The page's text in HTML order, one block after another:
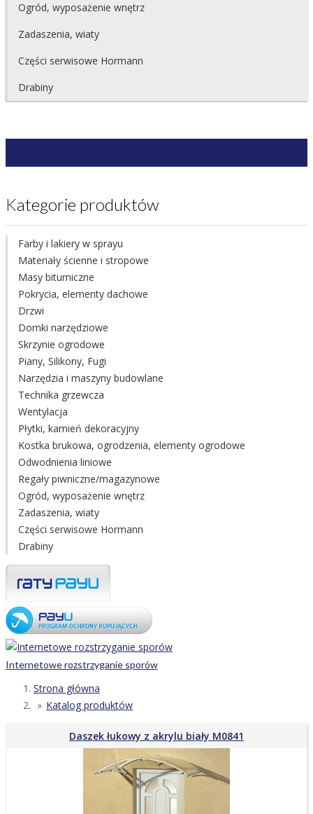
Ogród, wyposażenie wnętrz
Zadaszenia, wiaty
Części serwisowe Hormann
Drabiny
Kategorie produktów
Farby i lakiery w sprayu
Materiały ścienne i stropowe
Masy bitumiczne
Pokrycia, elementy dachowe
Drzwi
Domki narzędziowe
Skrzynie ogrodowe
Piany, Silikony, Fugi
Narzędzia i maszyny budowlane
Technika grzewcza
Wentylacja
Płytki, kamień dekoracyjny
Kostka brukowa, ogrodzenia, elementy ogrodowe
Odwodnienia liniowe
Regały piwniczne/magazynowe
Ogród, wyposażenie wnętrz
Zadaszenia, wiaty
Części serwisowe Hormann
Drabiny
Internetowe rozstrzyganie sporów
Strona główna
Katalog produktów
Daszek łukowy z akrylu biały M0841